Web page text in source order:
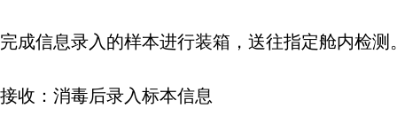
完成信息录入的样本进行装箱，送往指定舱内检测
接收：消毒后录入标本信息